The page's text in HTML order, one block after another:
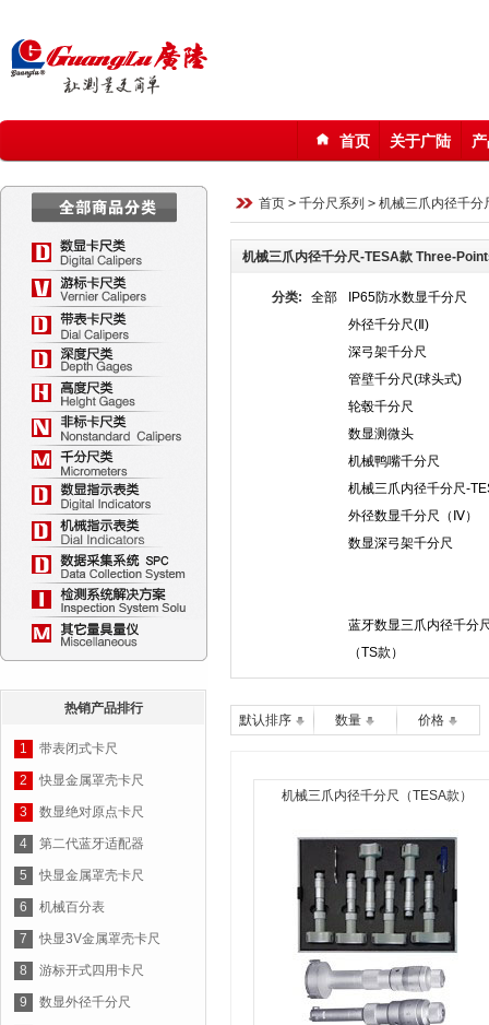
首页 关于广陆
热销产品排行
1 带表闭式卡尺
2 快显金属罩壳卡尺
3 数显绝对原点卡尺
4 第二代蓝牙适配器
5 快显金属罩壳卡尺
6 机械百分表
7 快显3V金属罩壳卡尺
8 游标开式四用卡尺
9 数显外径千分尺
首页 > 千分尺系列 > 机械三爪内径千分
机械三爪内径千分尺-TESA款 Three-
分类: 全部
IP65防水数显千分尺
外径千分尺(Ⅱ)
深弓架千分尺
管壁千分尺(球头式)
轮毂千分尺
数显测微头
机械鸭嘴千分尺
机械三爪内径千分尺-
外径数显千分尺（Ⅳ）
数显深弓架千分尺
蓝牙数显三爪内径千分
（TS款）
默认排序 数量 价格
机械三爪内径千分尺（TESA款）